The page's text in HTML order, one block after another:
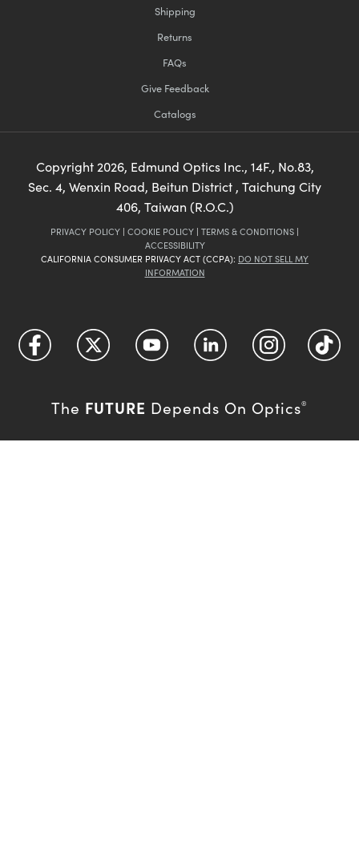
Shipping
Returns
FAQs
Give Feedback
Catalogs
Copyright 2026, Edmund Optics Inc., 14F., No.83,
Sec. 4, Wenxin Road, Beitun District , Taichung City
406, Taiwan (R.O.C.)
PRIVACY POLICY | COOKIE POLICY | TERMS & CONDITIONS |
ACCESSIBILITY
CALIFORNIA CONSUMER PRIVACY ACT (CCPA): DO NOT SELL MY
INFORMATION
The FUTURE Depends On Optics®